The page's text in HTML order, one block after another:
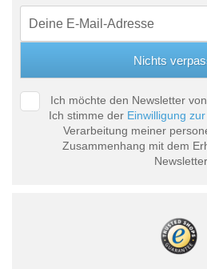
Ich möchte den Newsletter
Ich stimme der Einwilligung
Verarbeitung meiner
Zusammenhang mit dem